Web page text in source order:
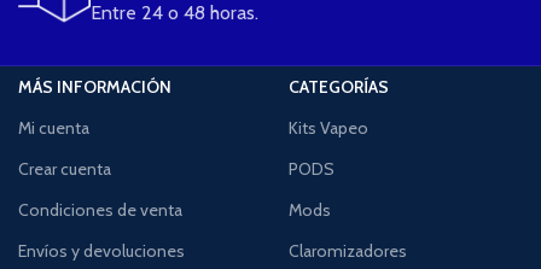
Entre 24 o 48 horas.
MÁS INFORMACIÓN
Mi cuenta
Crear cuenta
Condiciones de venta
Envíos y devoluciones
CATEGORÍAS
Kits Vapeo
PODS
Mods
Claromizadores